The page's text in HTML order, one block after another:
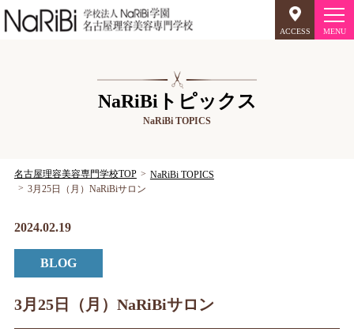
ACCESS
オープンキャンパス
NaRiBiのミリョク
キャンパスライフ
就職について
NaRiBiトピックス
NaRiBi TOPICS
名古屋理容美容専門学校TOP
NaRiBi TOPICS
3月25日（月）NaRiBiサロン
2024.02.19
BLOG
3月25日（月）NaRiBiサロン